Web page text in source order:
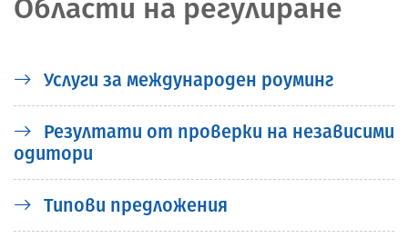
Области на регулиране
Услуги за международен роуминг
Резултати от проверки на независими
одитори
Типови предложения